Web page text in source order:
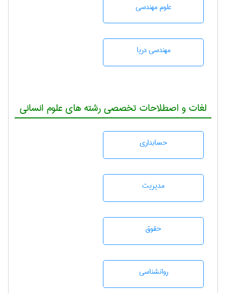
علوم مهندسی
مهندسی دریا
لغات و اصطلاحات تخصصی رشته های علوم انسانی
حسابداری
مديريت
حقوق
روانشناسی